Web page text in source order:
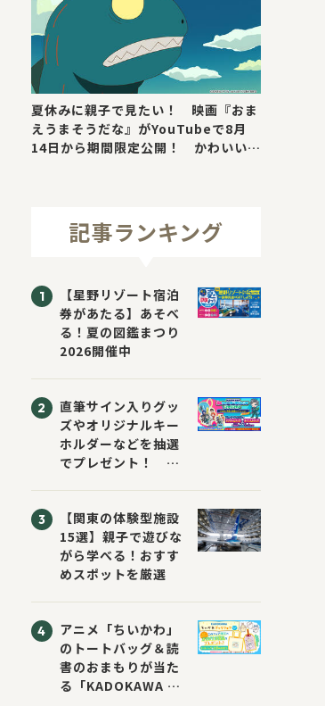
夏休みに親子で見たい！ 映画『おま
えうまそうだな』がYouTubeで8月
14日から期間限定公開！ かわいい＆
記事ランキング
【星野リゾート宿泊
券があたる】あそべ
る！夏の図鑑まつり
2026開催中
直筆サイン入りグッ
ズやオリジナルキー
ホルダーなどを抽選
でプレゼント！
ジブックフェア2026
～すまない先生と読
書にチャレンジ！
～」が開催！
【関東の体験型施設
15選】親子で遊びな
がら学べる！おすす
めスポットを厳選
アニメ「ちいかわ」
のトートバッグ＆読
書のおまもりが当た
る「KADOKAWA ち